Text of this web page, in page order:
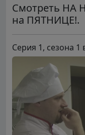
Смотреть НА
на ПЯТНИЦЕ!.
Серия 1, сезона